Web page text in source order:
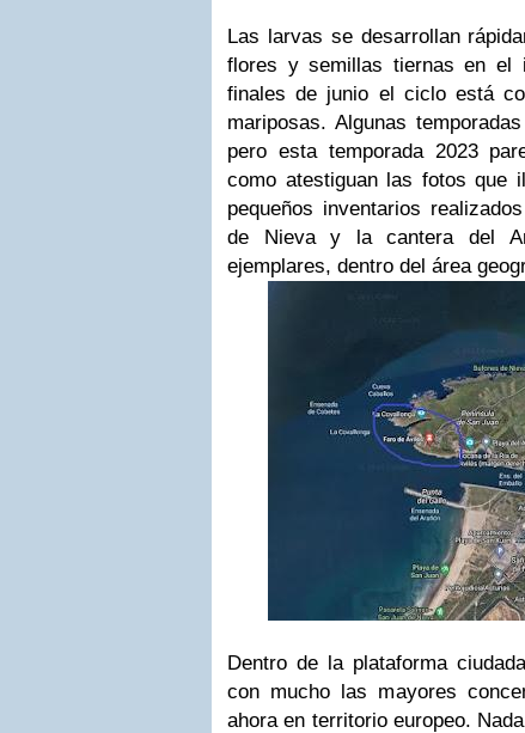
Las larvas se desarrollan
flores y semillas tiernas en el
finales de junio el ciclo está
mariposas. Algunas
pero esta temporada 2023
como atestiguan las fotos que
pequeños inventarios
de Nieva y la cantera del
ejemplares, dentro del área
Dentro de la plataforma
con mucho las mayores
ahora en territorio europeo.